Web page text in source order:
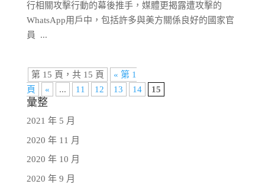
行相關攻擊行動的幕後推手，媒體更揭露遭攻擊的
WhatsApp用戶中，包括許多與美方關係良好的國家官
員 ...
第 15 頁，共 15 頁
« 第 1
頁
« ... 11 12 13 14 15
彙整
2021 年 5 月
2020 年 11 月
2020 年 10 月
2020 年 9 月